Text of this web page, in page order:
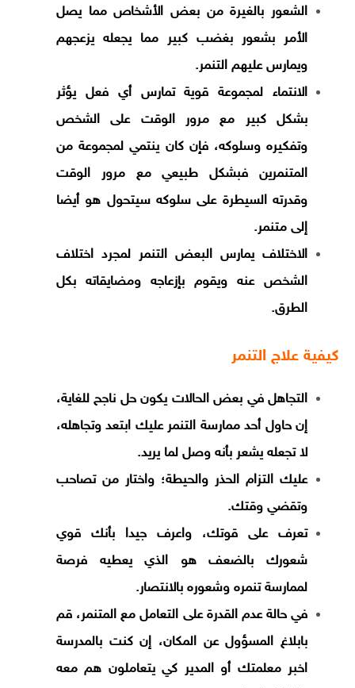
الشعور بالغيرة من بعض الأشخاص مما يصل
الأمر بشعور بغضب كبير مما يجعله يزعجهم
ويمارس عليهم التنمر.
الانتماء لمجموعة قوية تمارس أي فعل يؤثر
بشكل كبير مع مرور الوقت على الشخص
وتفكيره وسلوكه، فإن كان ينتمي لمجموعة من
المتنمرين فبشكل طبيعي مع مرور الوقت
وقدرته السيطرة على سلوكه سيتحول هو أيضا
إلى متنمر.
الاختلاف يمارس البعض التنمر لمجرد اختلاف
الشخص عنه ويقوم بإزعاجه ومضايقاته بكل
الطرق.
كيفية علاج التنمر
التجاهل في بعض الحالات يكون حل ناجح للغاية،
إن حاول أحد ممارسة التنمر عليك ابتعد وتجاهله،
لا تجعله يشعر بأنه وصل لما يريد.
عليك التزام الحذر والحيطة؛ واختار من تصاحب
وتقضي وقتك.
تعرف على قوتك، واعرف جيدا بأنك قوي
شعورك بالضعف هو الذي يعطيه فرصة
لممارسة تنمره وشعوره بالانتصار.
في حالة عدم القدرة على التعامل مع المتنمر، قم
بابلاغ المسؤول عن المكان، إن كنت بالمدرسة
اخبر معلمتك أو المدير كي يتعاملون هم معه